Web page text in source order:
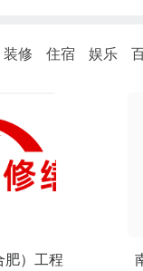
装修 住宿 娱乐
肥）工程